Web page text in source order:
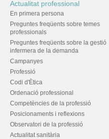
Actualitat professional
En primera persona
Preguntes freqüents sobre temes
professionals
Preguntes freqüents sobre la gestió
infermera de la demanda
Campanyes
Professió
Codi d'Ètica
Ordenació professional
Competències de la professió
Posicionaments i reflexions
Observatori de la professió
Actualitat sanitària